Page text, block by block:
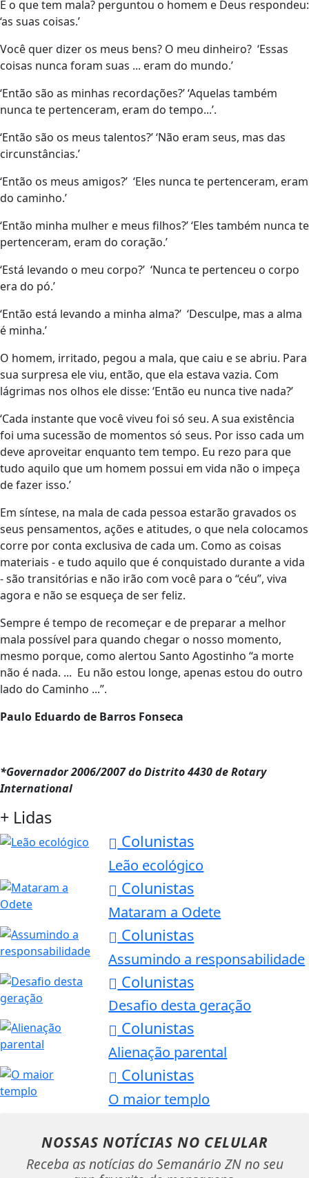
E o que tem mala? perguntou o homem e Deus respondeu:
‘as suas coisas.’
Você quer dizer os meus bens? O meu dinheiro? ‘Essas
coisas nunca foram suas ... eram do mundo.’
‘Então são as minhas recordações?’ ‘Aquelas também
nunca te pertenceram, eram do tempo...’.
‘Então são os meus talentos?’ ‘Não eram seus, mas das
circunstâncias.’
‘Então os meus amigos?’ ‘Eles nunca te pertenceram, eram
do caminho.’
‘Então minha mulher e meus filhos?’ ‘Eles também nunca te
pertenceram, eram do coração.’
‘Está levando o meu corpo?’ ‘Nunca te pertenceu o corpo
era do pó.’
‘Então está levando a minha alma?’ ‘Desculpe, mas a alma
é minha.’
O homem, irritado, pegou a mala, que caiu e se abriu. Para
sua surpresa ele viu, então, que ela estava vazia. Com
lágrimas nos olhos ele disse: ‘Então eu nunca tive nada?’
‘Cada instante que você viveu foi só seu. A sua existência
foi uma sucessão de momentos só seus. Por isso cada um
deve aproveitar enquanto tem tempo. Eu rezo para que
tudo aquilo que um homem possui em vida não o impeça
de fazer isso.’
Em síntese, na mala de cada pessoa estarão gravados os
seus pensamentos, ações e atitudes, o que nela colocamos
corre por conta exclusiva de cada um. Como as coisas
materiais - e tudo aquilo que é conquistado durante a vida
- são transitórias e não irão com você para o “céu”, viva
agora e não se esqueça de ser feliz.
Sempre é tempo de recomeçar e de preparar a melhor
mala possível para quando chegar o nosso momento,
mesmo porque, como alertou Santo Agostinho “a morte
não é nada. ... Eu não estou longe, apenas estou do outro
lado do Caminho ...”.
Paulo Eduardo de Barros Fonseca
*Governador 2006/2007 do Distrito 4430 de Rotary
International
+ Lidas
Colunistas
Leão ecológico
Colunistas
Mataram a Odete
Colunistas
Assumindo a responsabilidade
Colunistas
Desafio desta geração
Colunistas
Alienação parental
Colunistas
O maior templo
NOSSAS NOTÍCIAS NO CELULAR
Receba as notícias do Semanário ZN no seu